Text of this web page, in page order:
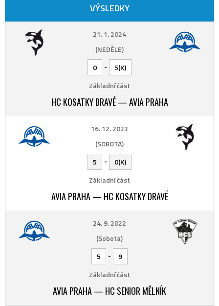
VÝSLEDKY
21. 1. 2024
(NEDĚLE)
0
-
5(K)
Základní část
HC KOSATKY DRAVÉ — AVIA PRAHA
16. 12. 2023
(SOBOTA)
5
-
0(K)
Základní část
AVIA PRAHA — HC KOSATKY DRAVÉ
24. 9. 2022
(Sobota)
5
-
9
Základní část
AVIA PRAHA — HC SENIOR MĚLNÍK